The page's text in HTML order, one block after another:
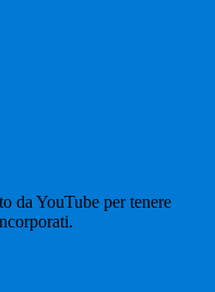
da YouTube per tenere